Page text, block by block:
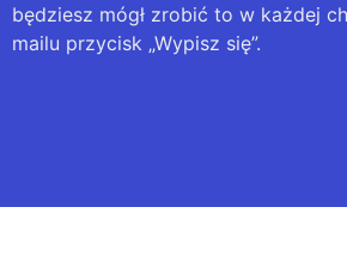
będziesz mógł zrobić to w każdej
mailu przycisk „Wypisz się”.